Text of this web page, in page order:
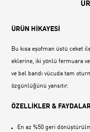
ÜRÜN HİKAYESİ
Bu kısa eşofman üstü ceket
eklerine, iki yönlü fermuara
ve bel bandı vücuda tam
özgünlüğünü yansıtır.
ÖZELLİKLER &
En az %50 geri